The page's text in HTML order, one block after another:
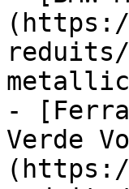
reduits/
-
Verde